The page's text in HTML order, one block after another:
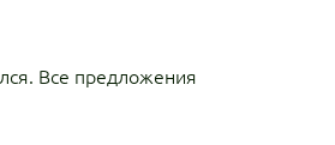
Все предложения